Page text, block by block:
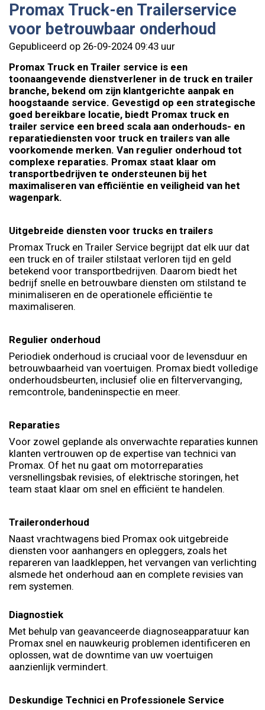
Promax Truck-en Trailerservice
voor betrouwbaar onderhoud
Gepubliceerd op 26-09-2024 09:43 uur
Promax Truck en Trailer service is een
toonaangevende dienstverlener in de truck en trailer
branche, bekend om zijn klantgerichte aanpak en
hoogstaande service. Gevestigd op een strategische
goed bereikbare locatie, biedt Promax truck en
trailer service een breed scala aan onderhouds- en
reparatiediensten voor truck en trailers van alle
voorkomende merken. Van regulier onderhoud tot
complexe reparaties. Promax staat klaar om
transportbedrijven te ondersteunen bij het
maximaliseren van efficiëntie en veiligheid van het
wagenpark.
Uitgebreide diensten voor trucks en trailers
Promax Truck en Trailer Service begrijpt dat elk uur dat
een truck en of trailer stilstaat verloren tijd en geld
betekend voor transportbedrijven. Daarom biedt het
bedrijf snelle en betrouwbare diensten om stilstand te
minimaliseren en de operationele efficiëntie te
maximaliseren.
Regulier onderhoud
Periodiek onderhoud is cruciaal voor de levensduur en
betrouwbaarheid van voertuigen. Promax biedt volledige
onderhoudsbeurten, inclusief olie en filtervervanging,
remcontrole, bandeninspectie en meer.
Reparaties
Voor zowel geplande als onverwachte reparaties kunnen
klanten vertrouwen op de expertise van technici van
Promax. Of het nu gaat om motorreparaties
versnellingsbak revisies, of elektrische storingen, het
team staat klaar om snel en efficiënt te handelen.
Traileronderhoud
Naast vrachtwagens bied Promax ook uitgebreide
diensten voor aanhangers en opleggers, zoals het
repareren van laadkleppen, het vervangen van verlichting
alsmede het onderhoud aan en complete revisies van
rem systemen.
Diagnostiek
Met behulp van geavanceerde diagnoseapparatuur kan
Promax snel en nauwkeurig problemen identificeren en
oplossen, wat de downtime van uw voertuigen
aanzienlijk vermindert.
Deskundige Technici en Professionele Service